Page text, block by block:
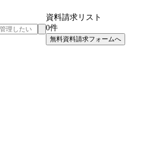
資料請求リスト
0件
無料資料請求フォームへ